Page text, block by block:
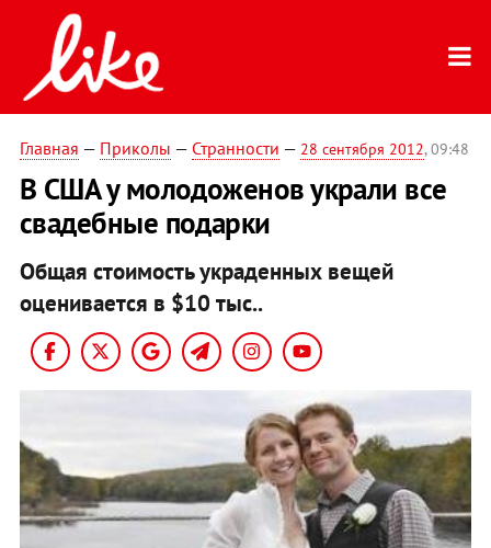
Главная — Приколы — Странности — 28 сентября 2012, 09:48
В США у молодоженов украли все
свадебные подарки
Общая стоимость украденных вещей
оценивается в $10 тыс..